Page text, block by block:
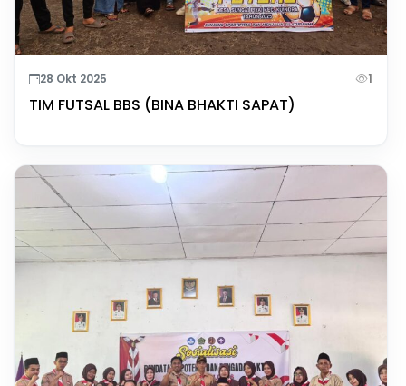
28 Okt 2025 1
TIM FUTSAL BBS (BINA BHAKTI SAPAT)